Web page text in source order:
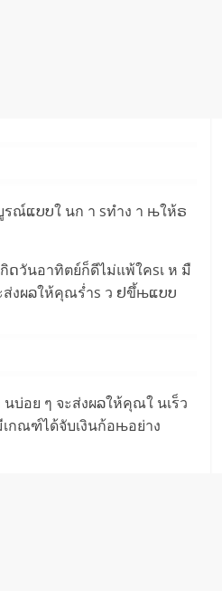
ณ์ແບບใ นก า sทำง า њให้ຣ
ດวันอาทิตย์ก็ดีไม่แพ้ใคsเ ห มื
งผລให้คุณร่ำs ว ຢขึ้њແບບ
บ่อย ๆ จะส่งผລให้คุณใ นเร็ว
กณฑ์ได้จับเงินก้อњอย่าง